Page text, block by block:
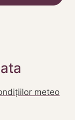
meteo